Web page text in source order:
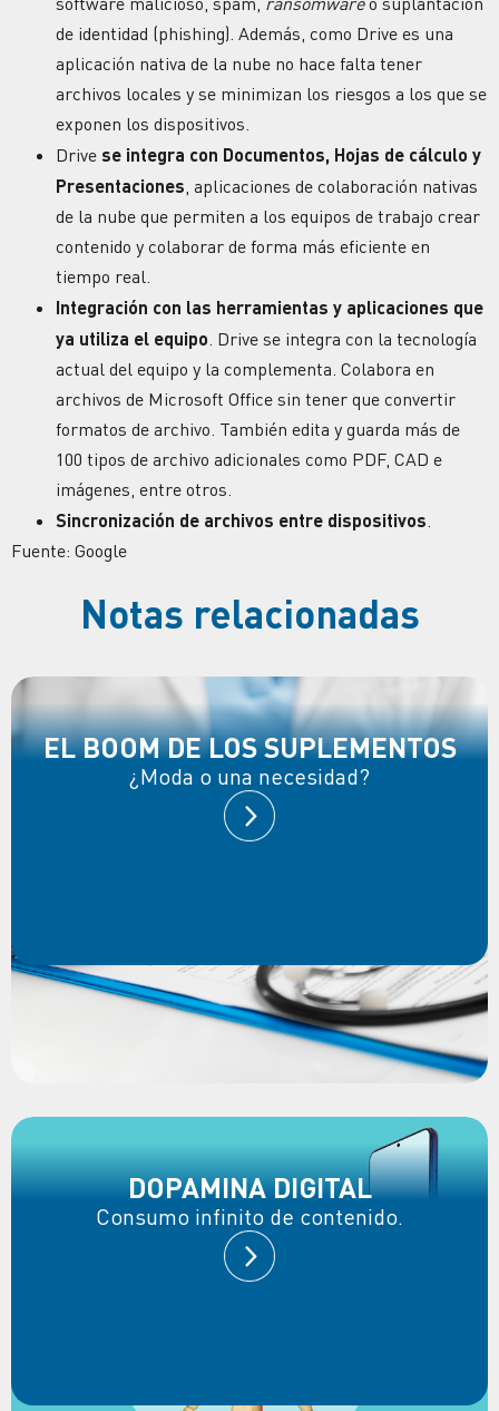
de identidad (phishing). Además, como Drive es una
aplicación nativa de la nube no hace falta tener
archivos locales y se minimizan los riesgos a los que se
exponen los dispositivos.
Drive se integra con Documentos, Hojas de cálculo y
Presentaciones , aplicaciones de colaboración nativas
de la nube que permiten a los equipos de trabajo crear
contenido y colaborar de forma más eficiente en
tiempo real.
Integración con las herramientas y aplicaciones que
ya utiliza el equipo . Drive se integra con la tecnología
actual del equipo y la complementa. Colabora en
archivos de Microsoft Office sin tener que convertir
formatos de archivo. También edita y guarda más de
100 tipos de archivo adicionales como PDF, CAD e
imágenes, entre otros.
Sincronización de archivos entre dispositivos
Fuente: Google
Notas relacionadas
EL BOOM DE LOS SUPLEMENTOS
¿Moda o una necesidad?
DOPAMINA DIGITAL
Consumo infinito de contenido.